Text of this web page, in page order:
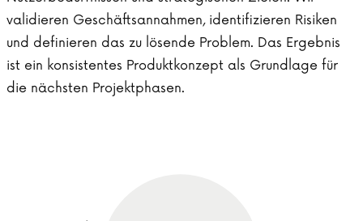
validieren Geschäftsannahmen, identifizieren Risiken
und definieren das zu lösende Problem. Das Ergebnis
ist ein konsistentes Produktkonzept als Grundlage für
die nächsten Projektphasen.